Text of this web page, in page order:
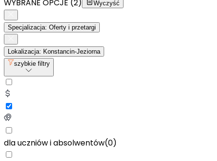
WYBRANE OPCJE (2) Wyczyść
Specjalizacja: Oferty i przetargi
Lokalizacja: Konstancin-Jeziorna
szybkie filtry
dla uczniów i absolwentów(0)